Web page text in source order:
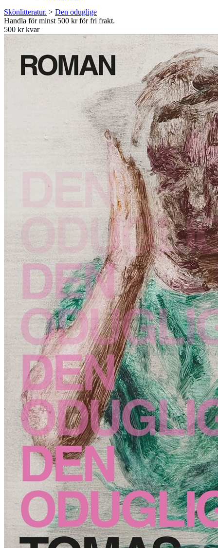
Skönlitteratur. > Den oduglige
Handla för minst 500 kr för fri frakt.
500 kr kvar